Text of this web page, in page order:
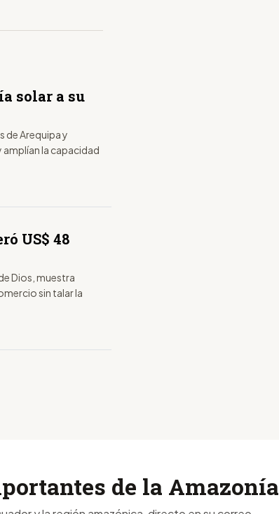
solar a su
Arequipa y
la capacidad
US$ 48
Dios, muestra
sin talar la
de la Amazonía